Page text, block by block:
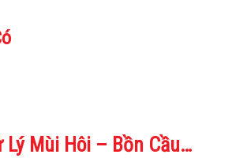
Mùi Hôi – Bồn Cầu…